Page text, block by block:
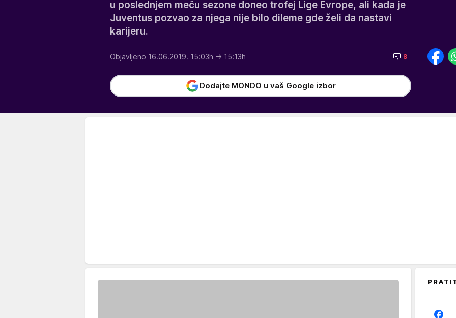
u poslednjem meču sezone doneo trofej Lige Evrope, ali kada je
Juventus pozvao za njega nije bilo dileme gde želi da nastavi
karijeru.
Objavljeno 16.06.2019. 15:03h → 15:13h 8
Dodajte MONDO u vaš Google izbor